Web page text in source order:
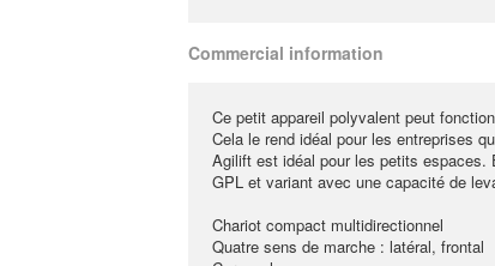
Commercial information
Ce petit appareil polyvalent peut
Cela le rend idéal pour les entreprises
Agilift est idéal pour les petits espaces.
GPL et variant avec une capacité de
Chariot compact multidirectionnel
Quatre sens de marche : latéral, frontal